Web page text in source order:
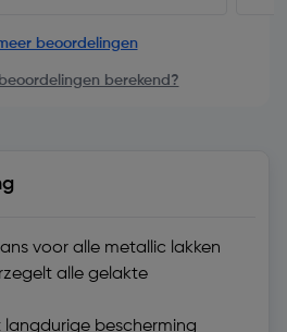
beoordelingen
berekend?
voor alle metallic lakken
alle gelakte
bescherming